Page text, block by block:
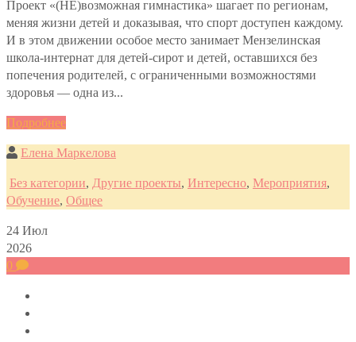
Проект «(НЕ)возможная гимнастика» шагает по регионам,
меняя жизни детей и доказывая, что спорт доступен каждому.
И в этом движении особое место занимает Мензелинская
школа-интернат для детей-сирот и детей, оставшихся без
попечения родителей, с ограниченными возможностями
здоровья — одна из...
Подробнее
Елена Маркелова
Без категории, Другие проекты, Интересно, Мероприятия,
Обучение, Общее
24 Июл
2026
0